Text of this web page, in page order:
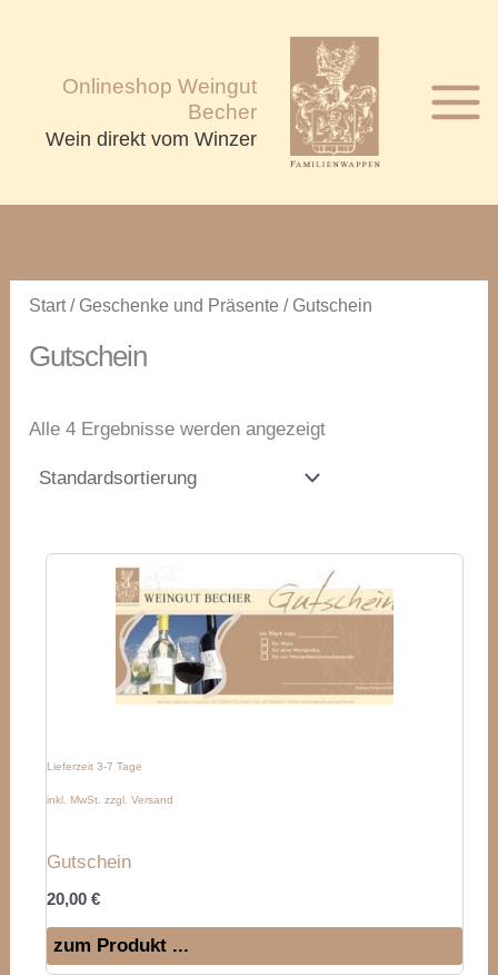
springenOnlineshop Weingut
Becher
Wein direkt vom Winzer
Start/ Geschenke und Präsente / Gutschein
Gutschein
Alle 4 Ergebnisse werden angezeigt
Lieferzeit 3-7 Tage
inkl. MwSt. zzgl. Versand
Gutschein
20,00€
zum Produkt ...